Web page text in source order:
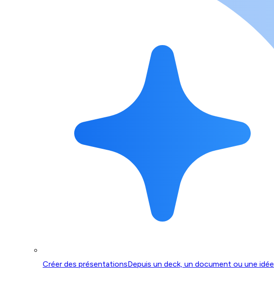
Créer des présentationsDepuis un deck, un document ou une idée